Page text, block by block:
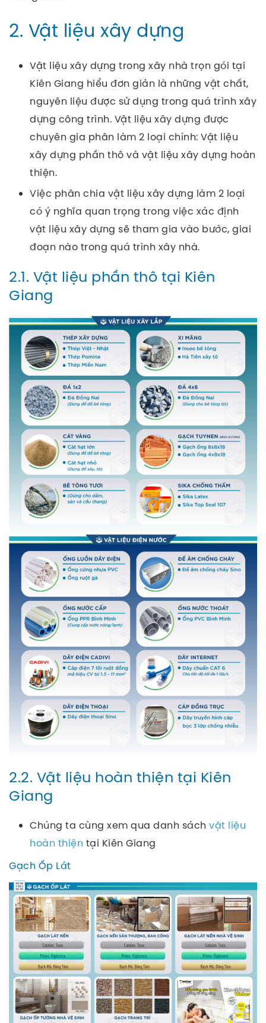
2. Vật liệu xây dựng
Vật liệu xây dựng trong xây nhà trọn gói tại
Kiên Giang hiểu đơn giản là những vật chất,
nguyên liệu được sử dụng trong quá trình xây
dựng công trình. Vật liệu xây dựng được
chuyên gia phân làm 2 loại chính: Vật liệu
xây dựng phần thô và vật liệu xây dựng hoàn
thiện.
Việc phân chia vật liệu xây dựng làm 2 loại
có ý nghĩa quan trọng trong việc xác định
vật liệu xây dựng sẽ tham gia vào bước, giai
đoạn nào trong quá trình xây nhà.
2.1. Vật liệu phần thô tại Kiên
Giang
2.2. Vật liệu hoàn thiện tại Kiên
Giang
Chúng ta cùng xem qua danh sách vật liệu
hoàn thiện tại Kiên Giang
Gạch Ốp Lát